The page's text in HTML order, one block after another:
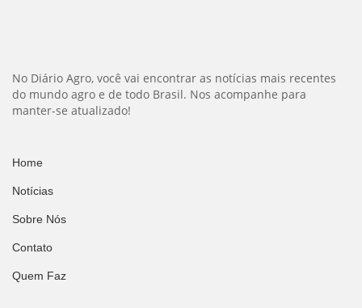
No Diário Agro, você vai encontrar as notícias mais recentes
do mundo agro e de todo Brasil. Nos acompanhe para
manter-se atualizado!
Home
Notícias
Sobre Nós
Contato
Quem Faz